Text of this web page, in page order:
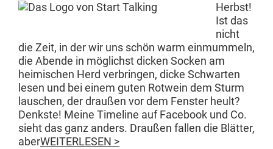
Herb­st!
Ist das
nicht
die Zeit, in der wir uns schön warm ein­mum­meln,
die Abende in möglichst dick­en Sock­en am
heimis­chen Herd ver­brin­gen, dicke Schwarten
lesen und bei einem guten Rotwein dem Sturm
lauschen, der draußen vor dem Fen­ster heult?
Denkste! Meine Time­line auf Face­book und Co.
sieht das ganz anders. Draußen fall­en die Blät­ter,
aberWEITERLESEN >